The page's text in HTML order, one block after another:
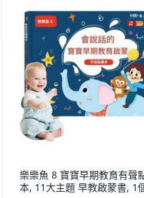
樂樂魚 8 寶寶早期教育有聲
本, 11大主題 早教啟蒙書, 1